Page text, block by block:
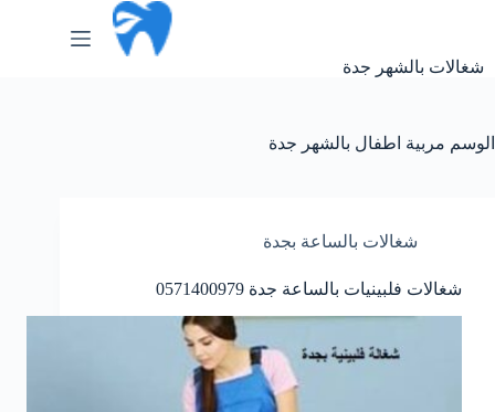
شغالات بالشهر جدة
الوسم مربية اطفال بالشهر جدة
شغالات بالساعة بجدة
شغالات فلبينيات بالساعة جدة 0571400979